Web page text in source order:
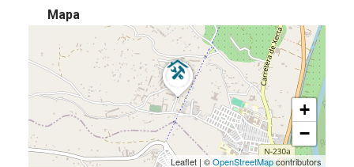
Mapa
+
−
Leaflet | ©OpenStreetMapcontributors